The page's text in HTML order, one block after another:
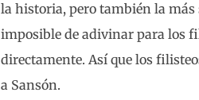
la historia, pero también la
imposible de adivinar para los
directamente. Así que los
a Sansón.